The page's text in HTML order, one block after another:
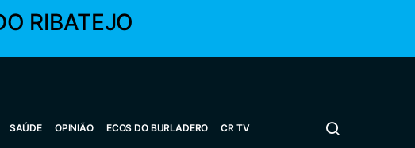
RIBATEJO
SAÚDE OPINIÃO ECOS DO BURLADERO CR TV